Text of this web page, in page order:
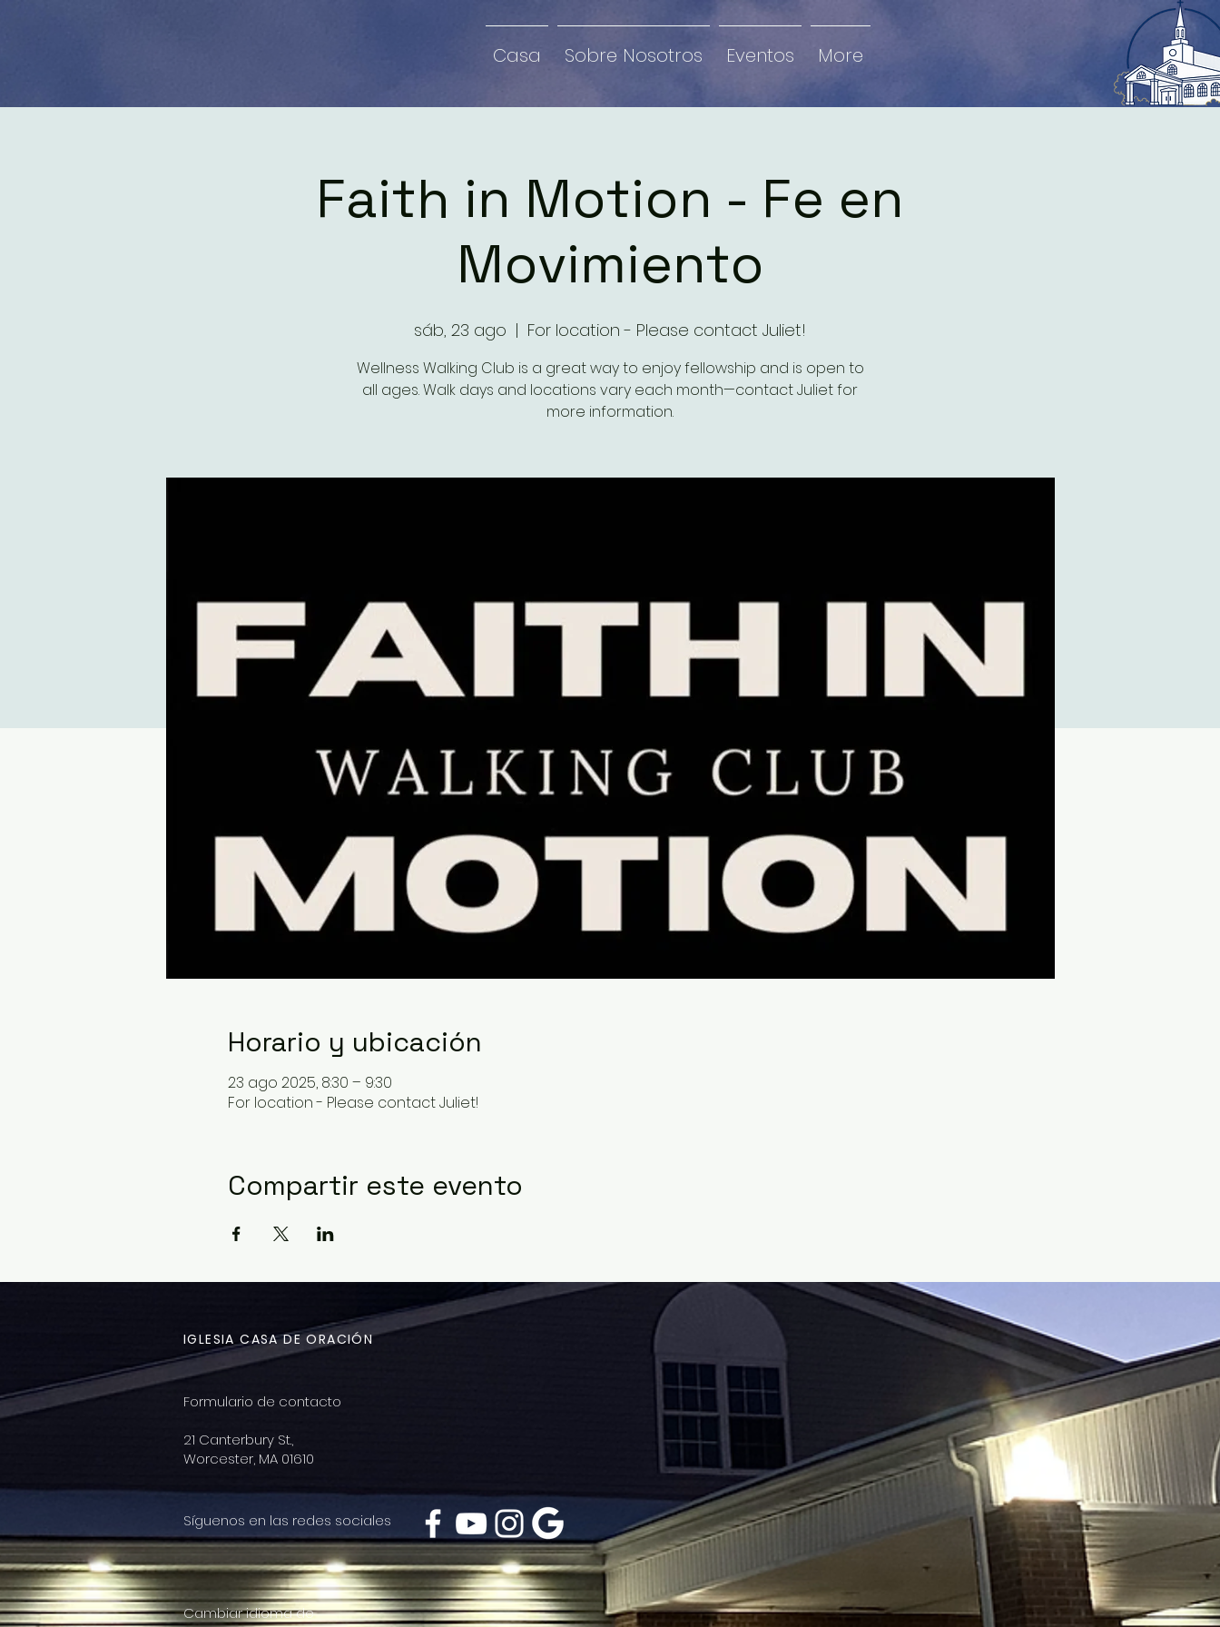
Casa Sobre Nosotros Eventos More
Faith in Motion - Fe en
Movimiento
sáb, 23 ago
  |
For location - Please contact Juliet!
Wellness Walking Club is a great way to enjoy fellowship and is open to
all ages. Walk days and locations vary each month—contact Juliet for
more information.
Horario y ubicación
23 ago 2025, 8:30 – 9:30
For location - Please contact Juliet!
Compartir este evento
IGLESIA CASA DE ORACIÓN
Formulario de contacto
21 Canterbury St.,
Worcester, MA 01610
Síguenos en las redes sociales
Cambiar idioma de